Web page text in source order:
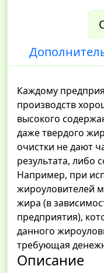
Каждому
производств
высокого
даже твердого
очистки не дают
результата, либо
Например, при
жироуловителей
жира (в
предприятия),
данного
требующая
Описание